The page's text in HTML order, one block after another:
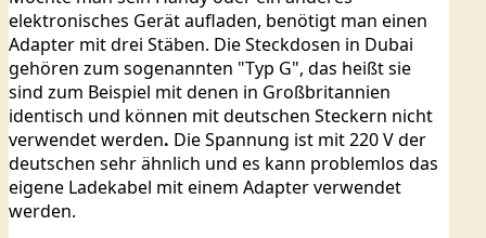
elektronisches Gerät aufladen, benötigt man einen
Adapter mit drei Stäben. Die Steckdosen in Dubai
gehören zum sogenannten "Typ G", das heißt sie
sind zum Beispiel mit denen in Großbritannien
identisch und können mit deutschen Steckern nicht
verwendet werden. Die Spannung ist mit 220 V der
deutschen sehr ähnlich und es kann problemlos das
eigene Ladekabel mit einem Adapter verwendet
werden.